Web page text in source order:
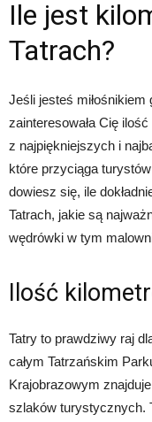
Ile jest
Tatrach?
Jeśli jesteś
zainteresowała Cię
z najpiękniejszych i
które przyciąga
dowiesz się, ile
Tatrach, jakie są
wędrówki w tym
Ilość
Tatry to prawdziwy raj
całym Tatrzańskim
Krajobrazowym
szlaków turystycznych.